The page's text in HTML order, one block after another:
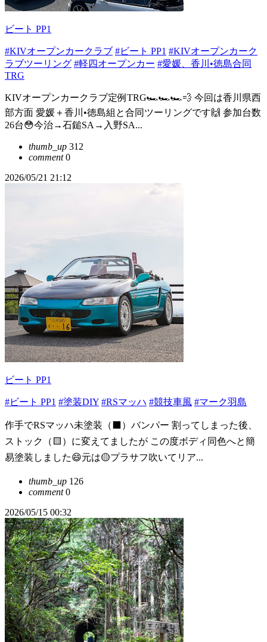
ビート PP1
#KIVオープンカークラブ #ビート PP1 #KIVオープンカーク
ラブツーリング #軽四オープンカー #愛媛、香川•徳島合同
TRG
KIVオープンカークラブ定例TRG🏎️🏎️🏎️💨 今回は香川県西
部方面 愛媛＋香川•徳島組と合同ツーリングです🙌 参加台数
26台😳今治→石鎚SA→入野SA...
thumb_up 312
comment0
2026/05/21 21:12
ビート PP1
#ビート PP1 #塗装DIY #RSマッハ #競技車風 #マーク羽島
作手でRSマッハ未塗装（⬛️）バンパー 割ってしまった後、
ストック（🟨）に変えてましたが この度ボディ同色へと簡
易塗装しました😄元は🟡プラサフ吹いてリア...
thumb_up 126
comment0
2026/05/15 00:32